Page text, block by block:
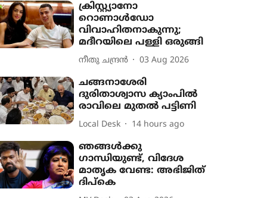
ക്രിസ്റ്റ്യാനോ
റൊണാൾഡോ
വിവാഹിതനാകുന്നു;
മദീറയിലെ പള്ളി ഒരുങ്ങി
നീതു ചന്ദ്രൻ 03 Aug 2026
ചങ്ങനാശേരി
ദുരിതാശ്വാസ ക്യാംപിൽ
രാവിലെ മുതൽ പട്ടിണി
Local Desk 14 hours ago
ഞങ്ങൾക്കു
ഗാന്ധിയുണ്ട്, വിദേശ
മാതൃക വേണ്ട: അഭിജിത്
ദിപ്കെ